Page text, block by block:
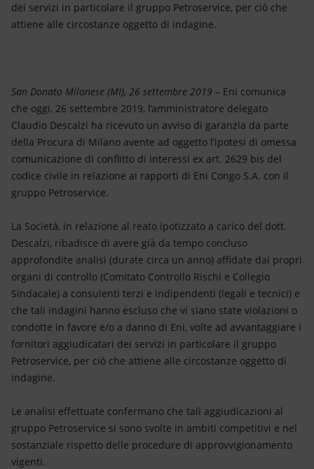
dei servizi in particolare il gruppo Petroservice, per ciò che
attiene alle circostanze oggetto di indagine.
San Donato Milanese (MI), 26 settembre 2019 – Eni comunica
che oggi, 26 settembre 2019, l’amministratore delegato
Claudio Descalzi ha ricevuto un avviso di garanzia da parte
della Procura di Milano avente ad oggetto l’ipotesi di omessa
comunicazione di conflitto di interessi ex art. 2629 bis del
codice civile in relazione ai rapporti di Eni Congo S.A. con il
gruppo Petroservice.
La Società, in relazione al reato ipotizzato a carico del dott.
Descalzi, ribadisce di avere già da tempo concluso
approfondite analisi (durate circa un anno) affidate dai propri
organi di controllo (Comitato Controllo Rischi e Collegio
Sindacale) a consulenti terzi e indipendenti (legali e tecnici) e
che tali indagini hanno escluso che vi siano state violazioni o
condotte in favore e/o a danno di Eni, volte ad avvantaggiare i
fornitori aggiudicatari dei servizi in particolare il gruppo
Petroservice, per ciò che attiene alle circostanze oggetto di
indagine.
Le analisi effettuate confermano che tali aggiudicazioni al
gruppo Petroservice si sono svolte in ambiti competitivi e nel
sostanziale rispetto delle procedure di approvvigionamento
vigenti.